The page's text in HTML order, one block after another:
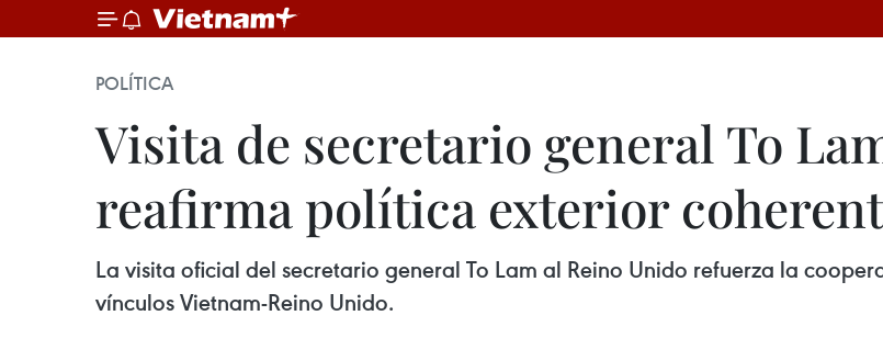
POLÍTICA
Visita de secretario general To
reafirma política exterior
La visita oficial del secretario general To Lam al Reino Unido refuerza la
vínculos Vietnam-Reino Unido.